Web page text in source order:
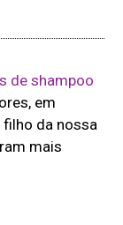
de shampoo
em
da nossa
mais